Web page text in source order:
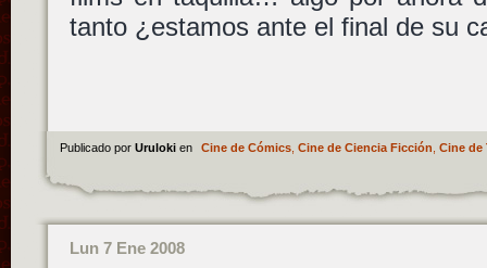
tanto ¿estamos ante el final de su
Publicado por Uruloki en Cine de Cómics, Cine de Ciencia Ficción Cine de
Lun 7 Ene 2008